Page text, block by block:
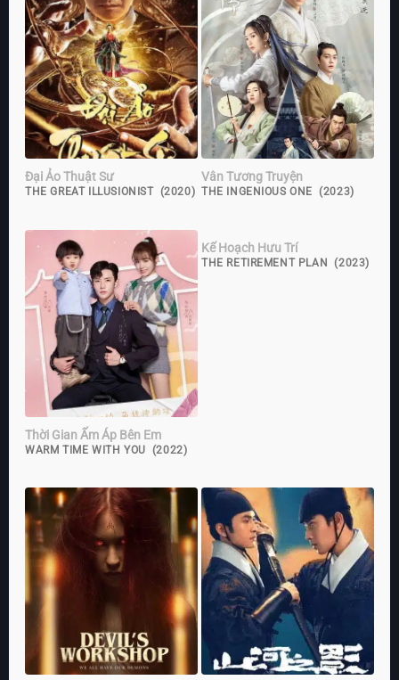
Đại Ảo Thuật Sư
THE GREAT ILLUSIONIST (2020)
Vân Tương Truyện
THE INGENIOUS ONE (2023)
Thời Gian Ấm Áp Bên Em
WARM TIME WITH YOU (2022)
Kế Hoạch Hưu Trí
THE RETIREMENT PLAN (2023)